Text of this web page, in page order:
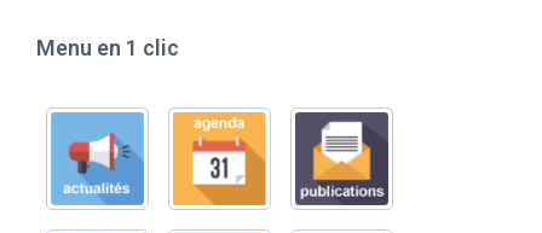
Menu en 1 clic